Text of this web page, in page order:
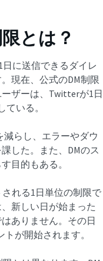
とは？
に送信できるダイレ
現在、公式のDM制限
ザーは、Twitterが1日
ている。
らし、エラーやダウ
した。また、DMのス
目的もある。
れる1日単位の制限で
新しい日が始まった
ありません。その日
が開始されます。